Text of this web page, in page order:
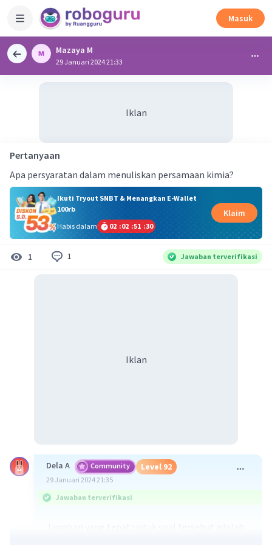
Masuk
Mazaya M
29 Januari 2024 21:33
Iklan
Pertanyaan
Apa persyaratan dalam menuliskan persamaan kimia?
Ikuti Tryout SNBT & Menangkan E-Wallet
100rb
Habis dalam
02 :02 :51 :29
Klaim
1 1 Jawaban terverifikasi
Iklan
Dela A Community Level 92
29 Januari 2024 21:35
Jawaban terverifikasi